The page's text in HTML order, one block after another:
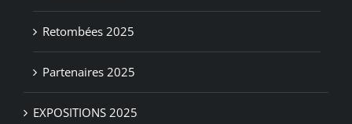
Retombées 2025
Partenaires 2025
EXPOSITIONS 2025